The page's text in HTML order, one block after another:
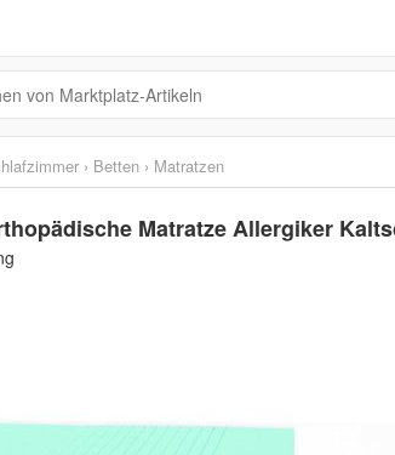
› Betten › Matratzen
Matratze Allergiker